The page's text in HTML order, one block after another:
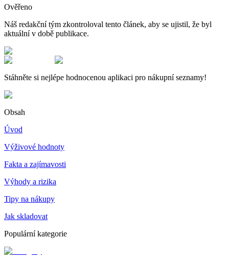
Ověřeno
Náš redakční tým zkontroloval tento článek, aby se ujistil, že byl
aktuální v době publikace.
Stáhněte si nejlépe hodnocenou aplikaci pro nákupní seznamy!
Obsah
Úvod
Výživové hodnoty
Fakta a zajímavosti
Výhody a rizika
Tipy na nákupy
Jak skladovat
Populární kategorie